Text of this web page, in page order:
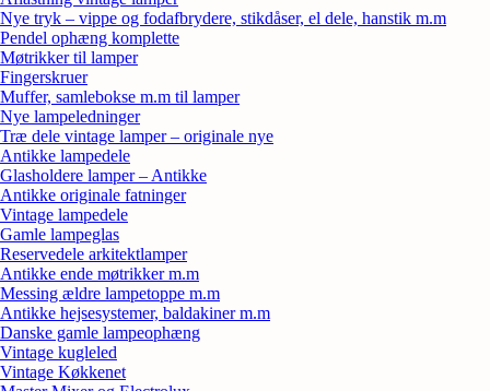
Nye tryk – vippe og fodafbrydere, stikdåser, el dele, hanstik m.m
Pendel ophæng komplette
Møtrikker til lamper
Fingerskruer
Muffer, samlebokse m.m til lamper
Nye lampeledninger
Træ dele vintage lamper – originale nye
Antikke lampedele
Glasholdere lamper – Antikke
Antikke originale fatninger
Vintage lampedele
Gamle lampeglas
Reservedele arkitektlamper
Antikke ende møtrikker m.m
Messing ældre lampetoppe m.m
Antikke hejsesystemer, baldakiner m.m
Danske gamle lampeophæng
Vintage kugleled
Vintage Køkkenet